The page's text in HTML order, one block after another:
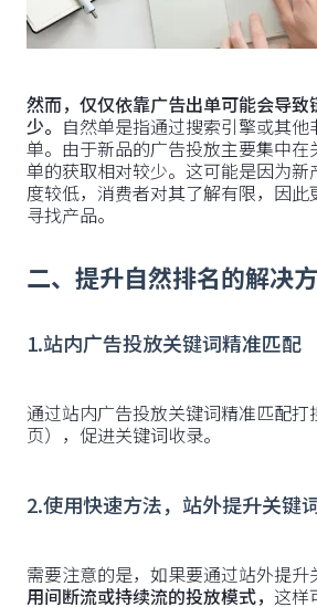
然而，仅仅依靠广告出单可能会导
少。 自然单是指通过搜索引擎或其
单。由于新品的广告投放主要集中
单的获取相对较少。这可能是因为新
度较低，消费者对其了解有限，因
寻找产品。
二、提升自然排名的解决
1.站内广告投放关键词精准匹配
通过站内广告投放关键词精准匹配打
页），促进关键词收录。
2.使用快速方法，站外提升关键
需要注意的是，如果要通过站外提升
用间断流或持续流的投放模式， 这样